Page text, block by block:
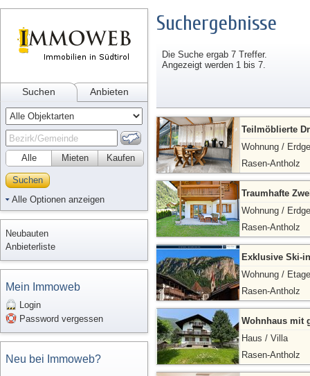
Suchen Anbieten
Alle Kaufen
Mieten
Suchen
Alle Optionen anzeigen
Neubauten
Anbieterliste
Mein Immoweb
Login
Password vergessen
Neu bei Immoweb?
Suchergebnisse
Die Suche ergab 7 Treffer.
Angezeigt werden 1 bis 7.
Teilmöblierte
Wohnung /
Rasen-Antholz
Traumhafte
Wohnung /
Rasen-Antholz
Exklusive Ski-
Wohnung / Etage
Rasen-Antholz
Wohnhaus mit
Haus / Villa
Rasen-Antholz